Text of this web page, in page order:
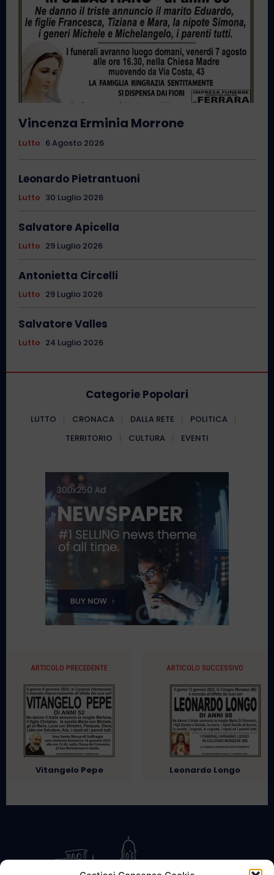
Vincenza Erminia Morrone
Lutto 6 Agosto 2026
Leonardo Pietrantuoni
Lutto 30 Luglio 2026
Salvatore Apicella
Lutto 29 Luglio 2026
Antonietta Circelli
Lutto 29 Luglio 2026
Salvatore Valles
Lutto 24 Luglio 2026
Categorie Popolari
LUTTO CRONACA DALLA RETE
POLITICA
TERRITORIO
CULTURA EVENTI
ARTICOLO PRECEDENTE
Vitangelo Pepe
ARTICOLO SUCCESSIVO
Leonardo Longo